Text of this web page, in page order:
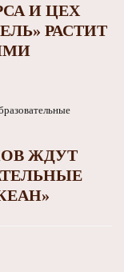
И ЦЕХ
РАСТИТ
ЖДУТ